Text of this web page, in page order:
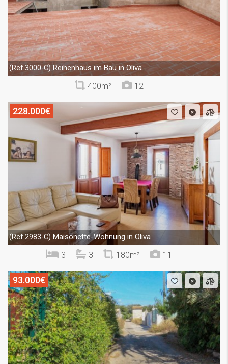
(Ref.3000-C) Reihenhaus im Bau in Oliva
400m² 12
228.000€
(Ref.2983-C) Maisonette-Wohnung in Oliva
3 3 180m² 11
93.000€